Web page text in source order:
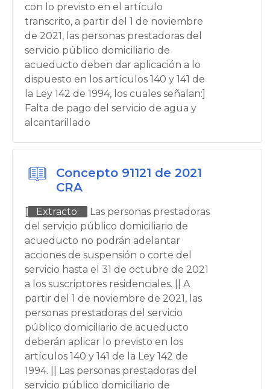
con lo previsto en el artículo
transcrito, a partir del 1 de noviembre
de 2021, las personas prestadoras del
servicio público domiciliario de
acueducto deben dar aplicación a lo
dispuesto en los artículos 140 y 141 de
la Ley 142 de 1994, los cuales señalan:]
Falta de pago del servicio de agua y
alcantarillado
Concepto 91121 de 2021
CRA
[ Extracto:
Las personas prestadoras
del servicio público domiciliario de
acueducto no podrán adelantar
acciones de suspensión o corte del
servicio hasta el 31 de octubre de 2021
a los suscriptores residenciales. || A
partir del 1 de noviembre de 2021, las
personas prestadoras del servicio
público domiciliario de acueducto
deberán aplicar lo previsto en los
artículos 140 y 141 de la Ley 142 de
1994. || Las personas prestadoras del
servicio público domiciliario de